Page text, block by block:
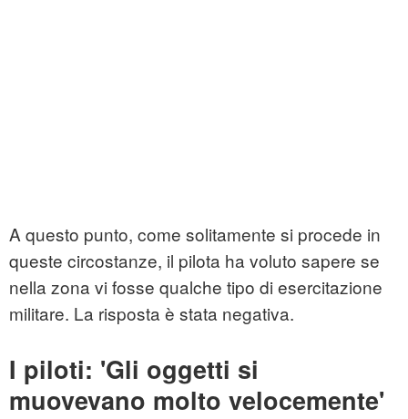
A questo punto, come solitamente si procede in
queste circostanze, il pilota ha voluto sapere se
nella zona vi fosse qualche tipo di esercitazione
militare. La risposta è stata negativa.
I piloti: 'Gli oggetti si
muovevano molto velocemente'